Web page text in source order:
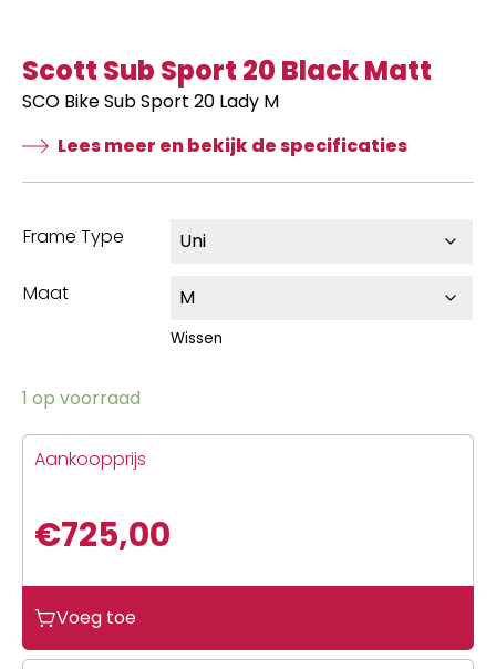
Scott Sub Sport 20 Black Matt
SCO Bike Sub Sport 20 Lady M
Lees meer en bekijk de specificaties
Frame Type
Maat
Wissen
1 op voorraad
Aankoopprijs
€725,00
Voeg toe